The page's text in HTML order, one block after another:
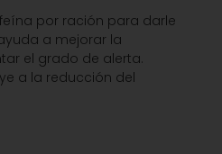
por ración para darle
a mejorar la
el grado de alerta.
a la reducción del